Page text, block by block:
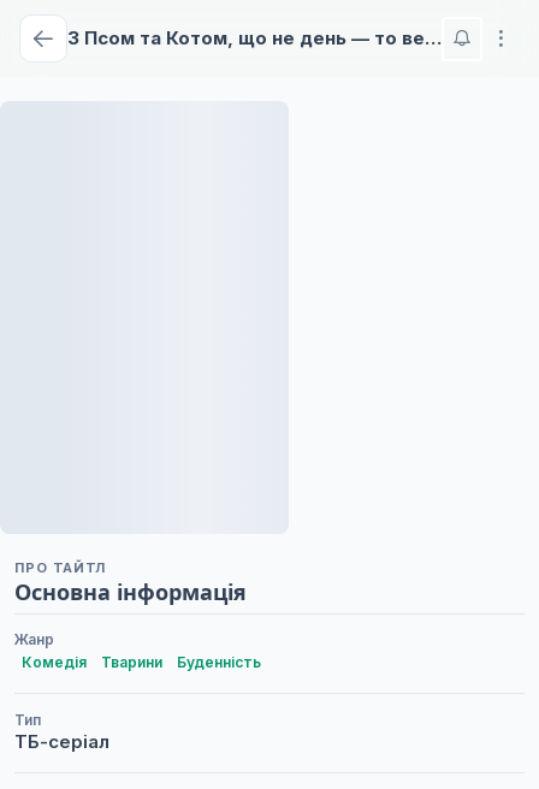
З Псом та Котом, що не день — то веселощі!
ПРО ТАЙТЛ
Основна інформація
Жанр
Комедія
Тварини Буденність
Тип
ТБ-серіал